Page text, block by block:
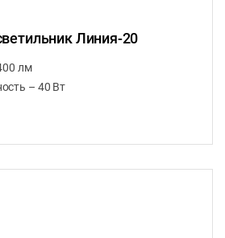
Линия-20
лм
– 40 Вт